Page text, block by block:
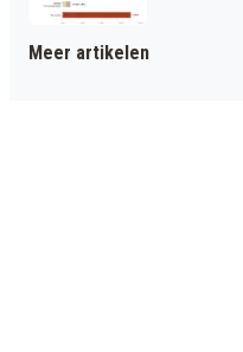
Meer artikelen